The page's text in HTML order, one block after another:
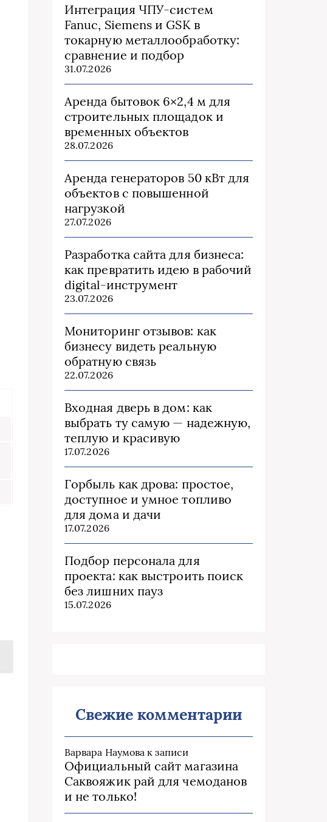
Интеграция ЧПУ-систем
Fanuc, Siemens и GSK в
токарную металлообработку:
сравнение и подбор
31.07.2026
Аренда бытовок 6×2,4 м для
строительных площадок и
временных объектов
28.07.2026
Аренда генераторов 50 кВт для
объектов с повышенной
нагрузкой
27.07.2026
Разработка сайта для бизнеса:
как превратить идею в рабочий
digital-инструмент
23.07.2026
Мониторинг отзывов: как
бизнесу видеть реальную
обратную связь
22.07.2026
Входная дверь в дом: как
выбрать ту самую — надежную,
теплую и красивую
17.07.2026
Горбыль как дрова: простое,
доступное и умное топливо
для дома и дачи
17.07.2026
Подбор персонала для
проекта: как выстроить поиск
без лишних пауз
15.07.2026
Свежие комментарии
Варвара Наумова к записи
Официальный сайт магазина
Саквояжик рай для чемоданов
и не только!